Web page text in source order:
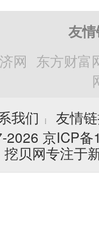
友
网 东方财富
我们 ┊
友情
2026 京ICP
挖贝网专注于